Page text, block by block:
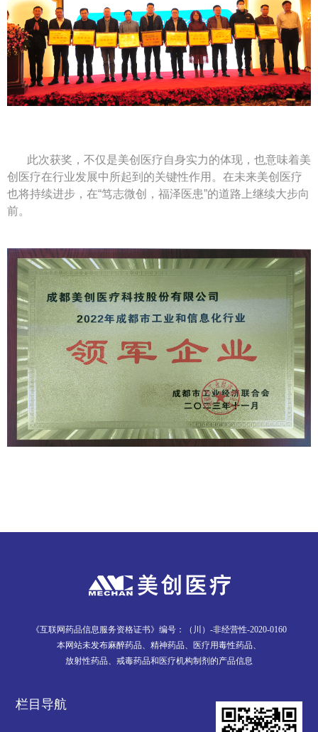
此次获奖，不仅是美创医疗自身实力的体现，也意味着美
创医疗在行业发展中所起到的关键性作用。在未来美创医疗
也将持续进步，在“笃志微创，福泽医患”的道路上继续大步向
前。
《互联网药品信息服务资格证书》编号：（川）-非经营性-2020-0160
本网站未发布麻醉药品、精神药品、医疗用毒性药品、
放射性药品、戒毒药品和医疗机构制剂的产品信息
栏目导航